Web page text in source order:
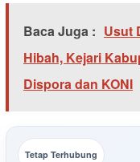
Baca Juga : Usut
Hibah, Kejari
Dispora dan KONI
Tetap Terhubung